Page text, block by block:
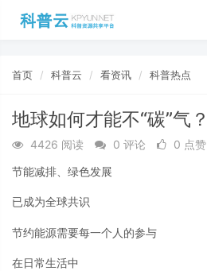
首页 科普云 看资讯 科普热点
地球如何才能不“碳”气？
4426 阅读 0 评论
0 点赞
节能减排、绿色发展
已成为全球共识
节约能源需要每一个人的参与
在日常生活中